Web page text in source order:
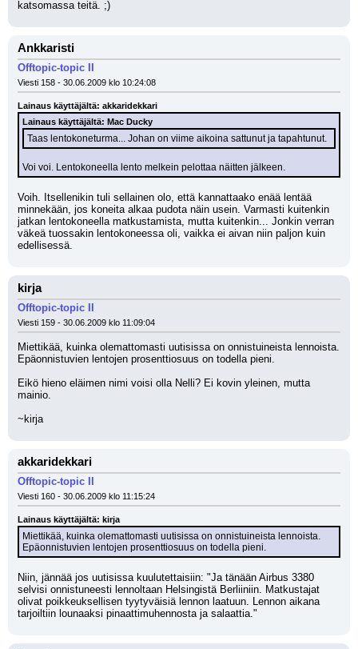
katsomassa teitä. ;)
Ankkaristi
Offtopic-topic II
Viesti 158 - 30.06.2009 klo 10:24:08
Lainaus käyttäjältä: akkaridekkari
Lainaus käyttäjältä: Mac Ducky
Taas lentokoneturma... Johan on viime aikoina sattunut ja tapahtunut.
Voi voi. Lentokoneella lento melkein pelottaa näitten jälkeen.
Voih. Itsellenikin tuli sellainen olo, että kannattaako enää lentää
minnekään, jos koneita alkaa pudota näin usein. Varmasti kuitenkin
jatkan lentokoneella matkustamista, mutta kuitenkin... Jonkin verran
väkeä tuossakin lentokoneessa oli, vaikka ei aivan niin paljon kuin
edellisessä.
kirja
Offtopic-topic II
Viesti 159 - 30.06.2009 klo 11:09:04
Miettikää, kuinka olemattomasti uutisissa on onnistuineista lennoista.
Epäonnistuvien lentojen prosenttiosuus on todella pieni.
Eikö hieno eläimen nimi voisi olla Nelli? Ei kovin yleinen, mutta
mainio.
~kirja
akkaridekkari
Offtopic-topic II
Viesti 160 - 30.06.2009 klo 11:15:24
Lainaus käyttäjältä: kirja
Miettikää, kuinka olemattomasti uutisissa on onnistuineista lennoista.
Epäonnistuvien lentojen prosenttiosuus on todella pieni.
Niin, jännää jos uutisissa kuulutettaisiin: "Ja tänään Airbus 3380
selvisi onnistuneesti lennoltaan Helsingistä Berliiniin. Matkustajat
olivat poikkeuksellisen tyytyväisiä lennon laatuun. Lennon aikana
tarjoiltiin lounaaksi pinaattimuhennosta ja salaattia."